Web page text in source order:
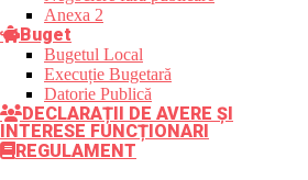
Anexa 2
Buget
Bugetul Local
Execuție Bugetară
Datorie Publică
DECLARAȚII DE AVERE ȘI
INTERESE FUNCȚIONARI
REGULAMENT